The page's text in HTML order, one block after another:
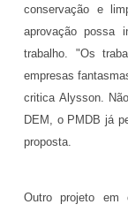
conservação e
aprovação possa
trabalho. "Os
empresas
critica Alysson.
DEM, o PMDB já
proposta.
Outro projeto